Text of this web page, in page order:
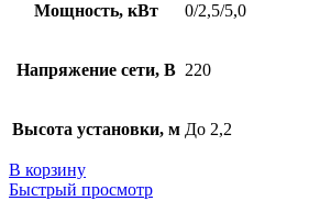
Мощность, кВт 0/2,5/5,0
Напряжение сети, В 220
Высота установки, м До 2,2
В корзину
Быстрый просмотр